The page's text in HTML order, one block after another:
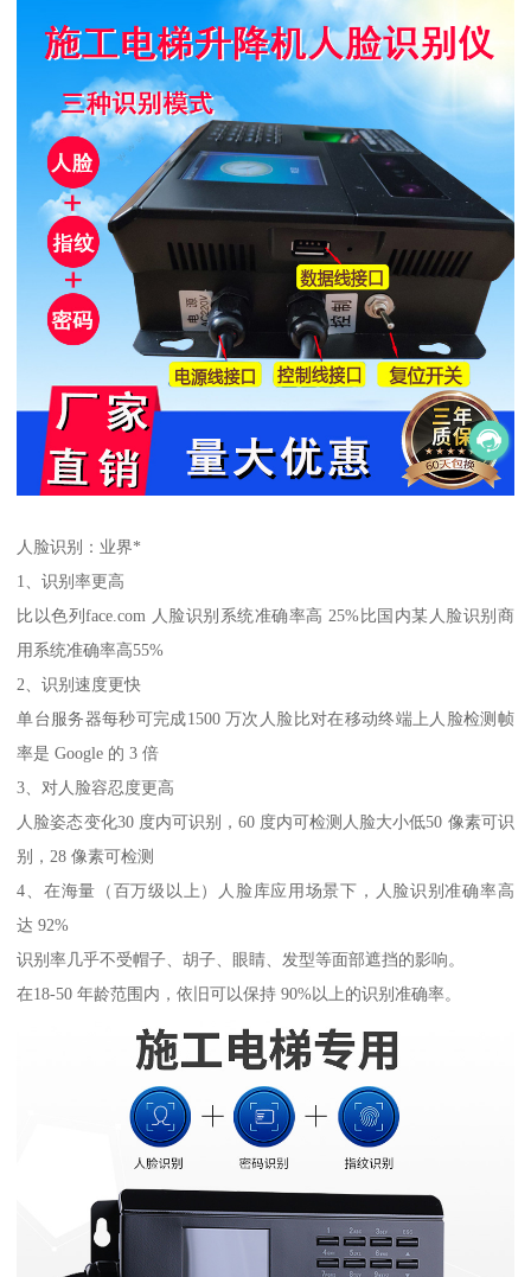
人脸识别：业界*
1、识别率更高
比以色列face.com 人脸识别系统准确率高 25%比国内某人脸识别商
用系统准确率高55%
2、识别速度更快
单台服务器每秒可完成1500 万次人脸比对在移动终端上人脸检测帧
率是 Google 的 3 倍
3、对人脸容忍度更高
人脸姿态变化30 度内可识别，60 度内可检测人脸大小低50 像素可识
别，28 像素可检测
4、在海量（百万级以上）人脸库应用场景下，人脸识别准确率高
达 92%
识别率几乎不受帽子、胡子、眼睛、发型等面部遮挡的影响。
在18-50 年龄范围内，依旧可以保持 90%以上的识别准确率。